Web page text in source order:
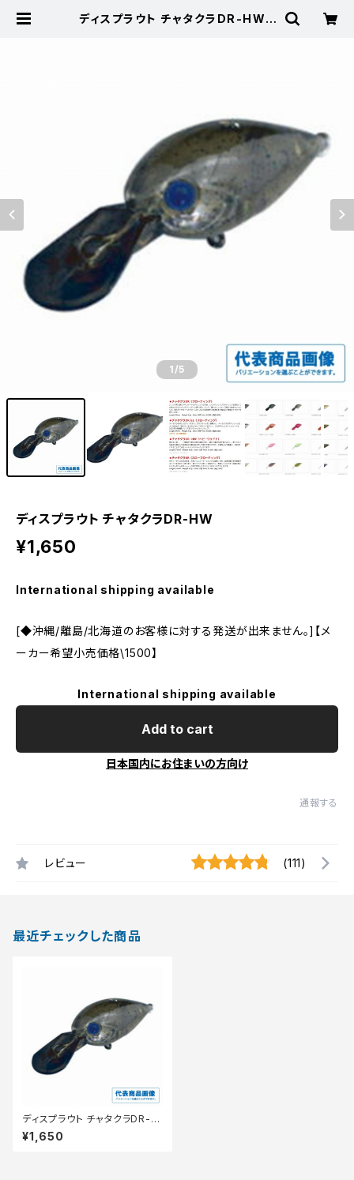
ディスプラウト チャタクラDR-HW |
1/5
ディスプラウト チャタクラDR-HW
¥1,650
International shipping available
[◆沖縄/離島/北海道のお客様に対する発送が出来ません。]【メ
ーカー希望小売価格\1500】
International shipping available
Add to cart
日本国内にお住まいの方向け
通報する
レビュー (111)
最近チェックした商品
ディスプラウト チャタクラDR-H
W
¥1,650